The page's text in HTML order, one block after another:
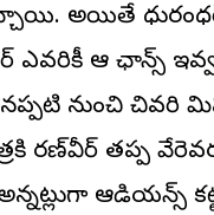
అయితే
ఎవరికీ ఆ ఛాన్స్
నుంచి చివరి
రణ్‌వీర్ తప్ప
ఆడియన్స్‌ని